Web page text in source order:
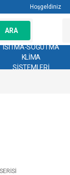
Hoşgeldiniz
ARA
ISITMA-SOĞUTMA
KLİMA
SİSTEMLERİ